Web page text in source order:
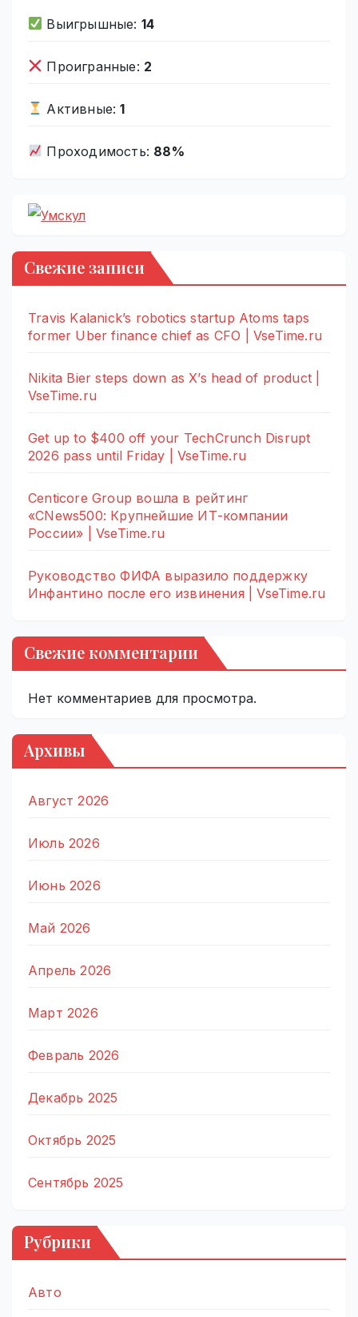
Выигрышные: 14
Проигранные: 2
Активные:1
Проходимость: 88%
Свежие записи
Travis Kalanick’s robotics startup Atoms taps
former Uber finance chief as CFO | VseTime.ru
Nikita Bier steps down as X’s head of product |
VseTime.ru
Get up to $400 off your TechCrunch Disrupt
2026 pass until Friday | VseTime.ru
Centicore Group вошла в рейтинг
«CNews500: Крупнейшие ИТ-компании
России» | VseTime.ru
Руководство ФИФА выразило поддержку
Инфантино после его извинения | VseTime.ru
Свежие комментарии
Нет комментариев для просмотра.
Архивы
Август 2026
Июль 2026
Июнь 2026
Май 2026
Апрель 2026
Март 2026
Февраль 2026
Декабрь 2025
Октябрь 2025
Сентябрь 2025
Рубрики
Авто